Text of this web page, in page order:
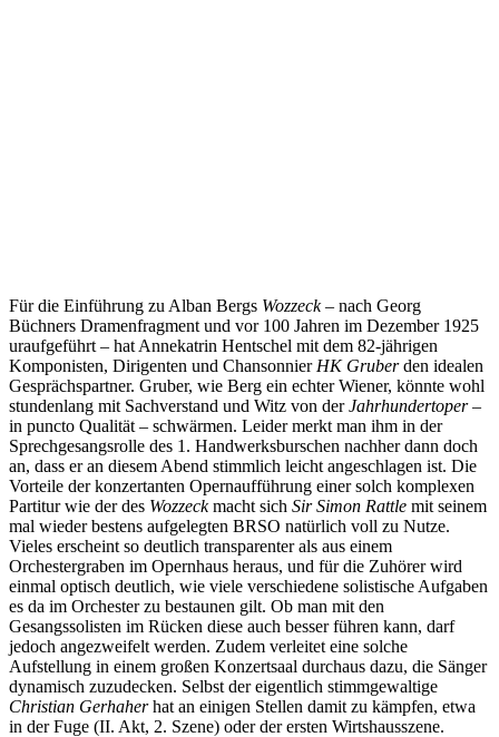
Für die Einführung zu Alban Bergs Wozzeck– nach Georg
Büchners Dramenfragment und vor 100 Jahren im Dezember 1925
uraufgeführt – hat Annekatrin Hentschel mit dem 82-jährigen
Komponisten, Dirigenten und Chansonnier HK Gruberden idealen
Gesprächspartner. Gruber, wie Berg ein echter Wiener, könnte wohl
stundenlang mit Sachverstand und Witz von derJahrhundertoper–
in puncto Qualität – schwärmen. Leider merkt man ihm in der
Sprechgesangsrolle des 1. Handwerksburschen nachher dann doch
an, dass er an diesem Abend stimmlich leicht angeschlagen ist. Die
Vorteile der konzertanten Opernaufführung einer solch komplexen
Partitur wie der des Wozzeckmacht sich Sir Simon Rattle mit seinem
mal wieder bestens aufgelegten BRSO natürlich voll zu Nutze.
Vieles erscheint so deutlich transparenter als aus einem
Orchestergraben im Opernhaus heraus, und für die Zuhörer wird
einmal optisch deutlich, wie viele verschiedene solistische Aufgaben
es da im Orchester zu bestaunen gilt. Ob man mit den
Gesangssolisten im Rücken diese auch besser führen kann, darf
jedoch angezweifelt werden. Zudem verleitet eine solche
Aufstellung in einem großen Konzertsaal durchaus dazu, die Sänger
dynamisch zuzudecken. Selbst der eigentlich stimmgewaltige
Christian Gerhaherhat an einigen Stellen damit zu kämpfen, etwa
in der Fuge (II. Akt, 2. Szene) oder der ersten Wirtshausszene.